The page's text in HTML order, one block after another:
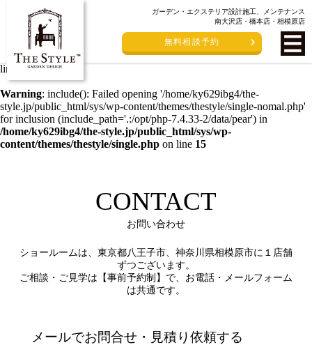
無料相談予約
ガーデン・エクステリア設計施工、メンテナンス
南大沢店・橋本店・相模原店
Warning
: include(/home/ky629ibg4/the-style.jp/public_html/sys/wp-
content/themes/thestyle/single-nomal.php): failed to open stream: No
such file or directory in
/home/ky629ibg4/the-
style.jp/public_html/sys/wp-content/themes/thestyle/single.phpon
line
15
Warning: include(): Failed opening '/home/ky629ibg4/the-
style.jp/public_html/sys/wp-content/themes/thestyle/single-nomal.php'
for inclusion (include_path='.:/opt/php-7.4.33-2/data/pear') in
/home/ky629ibg4/the-style.jp/public_html/sys/wp-
content/themes/thestyle/single.php on line 15
CONTACT
お問い合わせ
ショールームは、東京都八王子市、神奈川県相模原市に１店舗
ずつございます。
ご相談・ご見学は【事前予約制】で、お電話・メールフォーム
は共通です。
メールでお問合せ・見積り依頼する